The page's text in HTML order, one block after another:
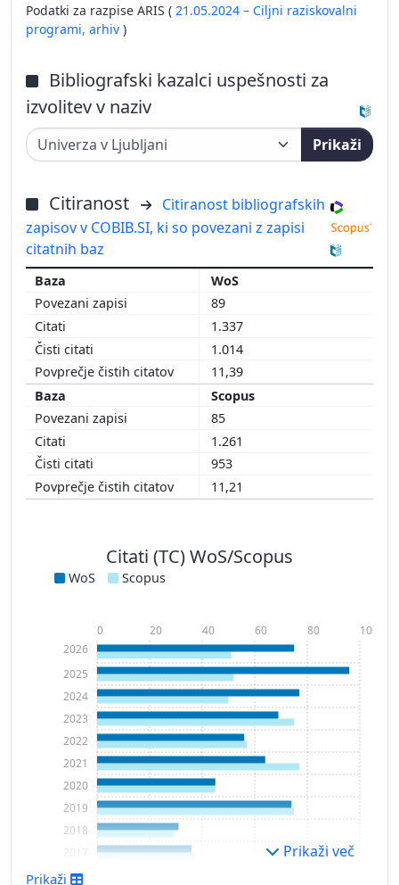
Podatki za razpise ARIS ( 21.05.2024 – Ciljni raziskovalni
programi, arhiv )
Bibliografski kazalci uspešnosti za
izvolitev v naziv
Prikaži
Citiranost
Citiranost bibliografskih
zapisov v COBIB.SI, ki so povezani z zapisi
citatnih baz
WoS
89
1.337
1.014
11,39
Scopus
85
1.261
953
11,21
Citati (TC) WoS/Scopus
WoS Scopus
2016
2017
2018
2019
2020
2021
2022
2023
2024
2025
2026
0 20 40 60 80 100
Prikaži več
Prikaži